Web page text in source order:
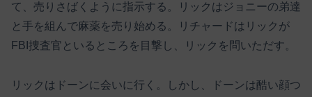
て、売りさばくように指示する。リックはジョニーの弟達
と手を組んで麻薬を売り始める。リチャードはリックが
FBI捜査官といるところを目撃し、リックを問いただす。
リックはドーンに会いに行く。しかし、ドーンは酷い顔つ